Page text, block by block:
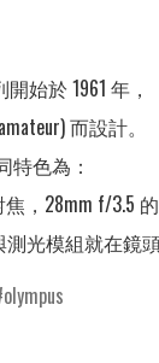
開始於 1961 年，
而設計。
特色為：
，28mm f/3.5
光模組就在鏡頭
olympus